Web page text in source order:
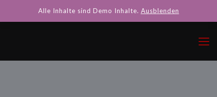
Alle Inhalte sind Demo Inhalte. Ausblenden